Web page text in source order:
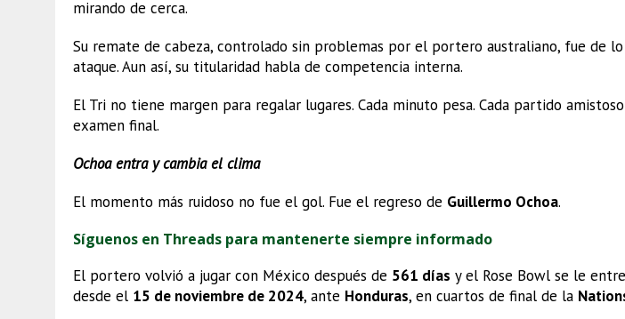
mirando de cerca.
Su remate de cabeza, controlado sin problemas por el portero australiano, fue de
ataque. Aun así, su titularidad habla de competencia interna.
El Tri no tiene margen para regalar lugares. Cada minuto pesa. Cada partido
examen final.
Ochoa entra y cambia el clima
El momento más ruidoso no fue el gol. Fue el regreso de Guillermo Ochoa.
Síguenos en Threads para mantenerte siempre informado
El portero volvió a jugar con México después de 561 días y el Rose Bowl se le
desde el 15 de noviembre de 2024, ante Honduras, en cuartos de final de la